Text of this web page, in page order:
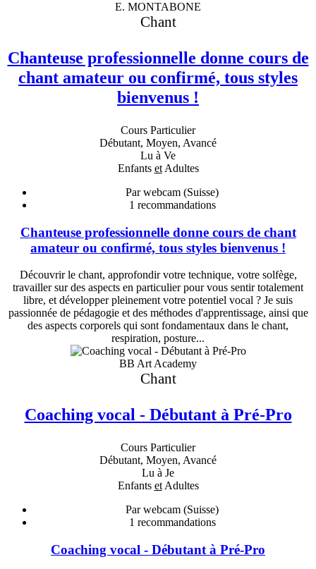
E. MONTABONE
Chant
Chanteuse professionnelle donne cours de
chant amateur ou confirmé, tous styles
bienvenus !
Cours Particulier
Débutant, Moyen, Avancé
Lu à Ve
Enfants etAdultes
Par webcam (Suisse)
1 recommandations
Chanteuse professionnelle donne cours de chant
amateur ou confirmé, tous styles bienvenus !
Découvrir le chant, approfondir votre technique, votre solfège,
travailler sur des aspects en particulier pour vous sentir totalement
libre, et développer pleinement votre potentiel vocal ? Je suis
passionnée de pédagogie et des méthodes d'apprentissage, ainsi que
des aspects corporels qui sont fondamentaux dans le chant,
respiration, posture...
BB Art Academy
Chant
Coaching vocal - Débutant à Pré-Pro
Cours Particulier
Débutant, Moyen, Avancé
Lu à Je
Enfants etAdultes
Par webcam (Suisse)
1 recommandations
Coaching vocal - Débutant à Pré-Pro